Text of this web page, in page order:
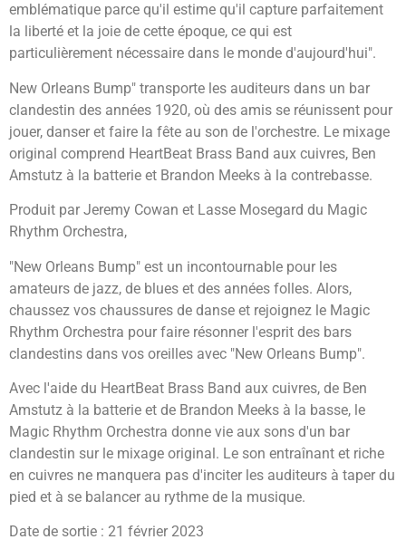
emblématique parce qu'il estime qu'il capture parfaitement
la liberté et la joie de cette époque, ce qui est
particulièrement nécessaire dans le monde d'aujourd'hui".
New Orleans Bump" transporte les auditeurs dans un bar
clandestin des années 1920, où des amis se réunissent pour
jouer, danser et faire la fête au son de l'orchestre. Le mixage
original comprend HeartBeat Brass Band aux cuivres, Ben
Amstutz à la batterie et Brandon Meeks à la contrebasse.
Produit par Jeremy Cowan et Lasse Mosegard du Magic
Rhythm Orchestra,
"New Orleans Bump" est un incontournable pour les
amateurs de jazz, de blues et des années folles. Alors,
chaussez vos chaussures de danse et rejoignez le Magic
Rhythm Orchestra pour faire résonner l'esprit des bars
clandestins dans vos oreilles avec "New Orleans Bump".
Avec l'aide du HeartBeat Brass Band aux cuivres, de Ben
Amstutz à la batterie et de Brandon Meeks à la basse, le
Magic Rhythm Orchestra donne vie aux sons d'un bar
clandestin sur le mixage original. Le son entraînant et riche
en cuivres ne manquera pas d'inciter les auditeurs à taper du
pied et à se balancer au rythme de la musique.
Date de sortie : 21 février 2023